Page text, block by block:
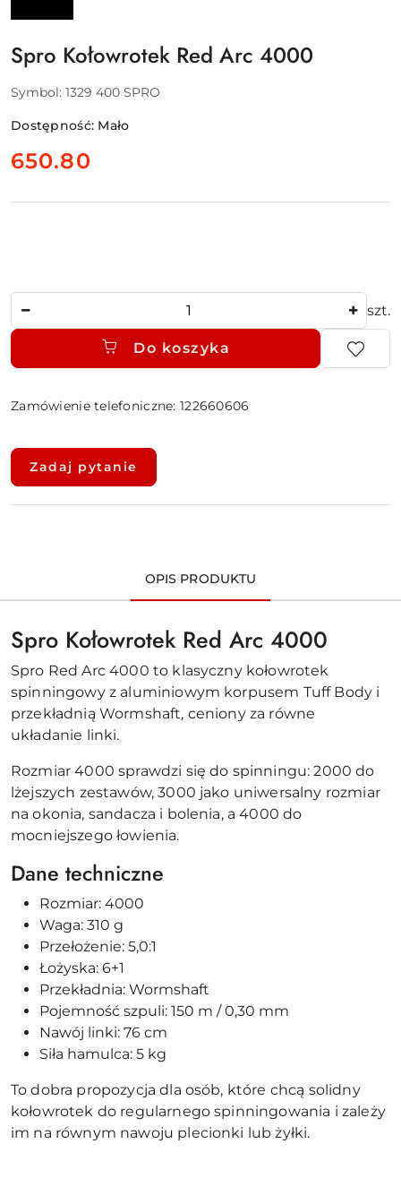
Spro Kołowrotek Red Arc 4000
Symbol: 1329 400 SPRO
Dostępność: Mało
cena:
650.80
szt.
Do koszyka
Zamówienie telefoniczne: 122660606
Dostępność
dostawa
Zadaj pytanie
OPIS PRODUKTU
Spro Kołowrotek Red Arc 4000
Spro Red Arc 4000 to klasyczny kołowrotek
spinningowy z aluminiowym korpusem Tuff Body i
przekładnią Wormshaft, ceniony za równe
układanie linki.
Rozmiar 4000 sprawdzi się do spinningu: 2000 do
lżejszych zestawów, 3000 jako uniwersalny rozmiar
na okonia, sandacza i bolenia, a 4000 do
mocniejszego łowienia.
Dane techniczne
Rozmiar: 4000
Waga: 310 g
Przełożenie: 5,0:1
Łożyska: 6+1
Przekładnia: Wormshaft
Pojemność szpuli: 150 m / 0,30 mm
Nawój linki: 76 cm
Siła hamulca: 5 kg
To dobra propozycja dla osób, które chcą solidny
kołowrotek do regularnego spinningowania i zależy
im na równym nawoju plecionki lub żyłki.